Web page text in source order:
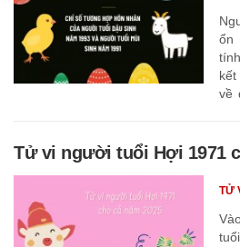
ổn
kết
về
Tử vi người tuổi Hợi 1971
TỬ